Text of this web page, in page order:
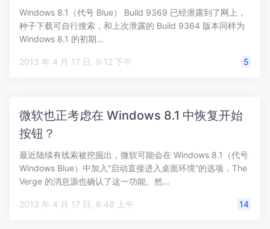
Windows 8.1（代号 Blue） Build 9369 已经泄露到了网上，
种子下载可自行搜索，和上次泄露的 Build 9364 版本同样为
Windows 8.1 的初期…
2013 年 4 月 17 日, 9:12 下午 5
微软也正考虑在 Windows 8.1 中恢复开始
按钮？
最近陆续有线索被挖掘出，微软可能会在 Windows 8.1（代号
Windows Blue）中加入“启动直接进入桌面环境”的选项，The
Verge 的消息源也确认了这一功能。然…
2013 年 4 月 17 日, 8:48 上午 14